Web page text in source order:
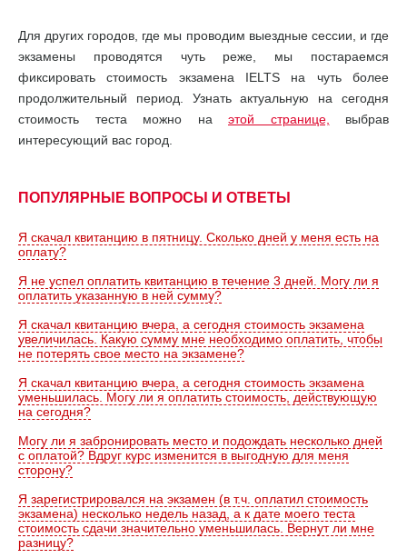
Для других городов, где мы проводим выездные сессии, и где
экзамены проводятся чуть реже, мы постараемся
фиксировать стоимость экзамена IELTS на чуть более
продолжительный период. Узнать актуальную на сегодня
стоимость теста можно на этой странице,
выбрав
интересующий вас город.
ПОПУЛЯРНЫЕ ВОПРОСЫ И ОТВЕТЫ
Я скачал квитанцию в пятницу. Сколько дней у меня есть на
оплату?
Я не успел оплатить квитанцию в течение 3 дней. Могу ли я
оплатить указанную в ней сумму?
Я скачал квитанцию вчера, а сегодня стоимость экзамена
увеличилась. Какую сумму мне необходимо оплатить, чтобы
не потерять свое место на экзамене?
Я скачал квитанцию вчера, а сегодня стоимость экзамена
уменьшилась. Могу ли я оплатить стоимость, действующую
на сегодня?
Могу ли я забронировать место и подождать несколько дней
с оплатой? Вдруг курс изменится в выгодную для меня
сторону?
Я зарегистрировался на экзамен (в т.ч. оплатил стоимость
экзамена) несколько недель назад, а к дате моего теста
стоимость сдачи значительно уменьшилась. Вернут ли мне
разницу?